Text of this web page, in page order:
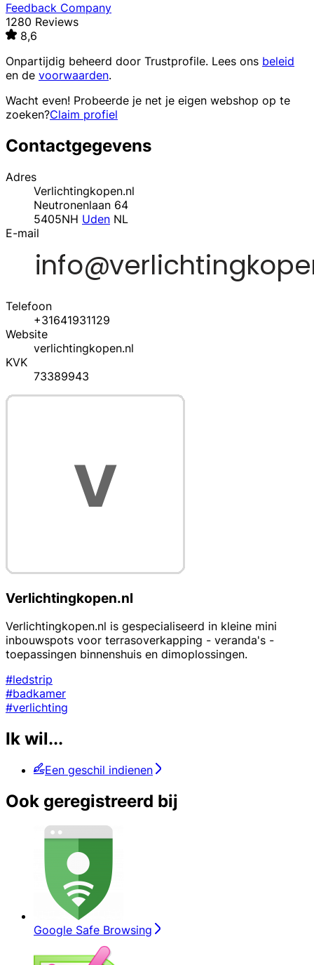
Feedback Company
1280 Reviews
8,6
Onpartijdig beheerd door Trustprofile. Lees ons beleid
en de voorwaarden.
Wacht even! Probeerde je net je eigen webshop op te
zoeken?Claim profiel
Contactgegevens
Adres
Verlichtingkopen.nl
Neutronenlaan 64
5405NH Uden NL
E-mail
Telefoon
+31641931129
Website
verlichtingkopen.nl
KVK
73389943
Verlichtingkopen.nl
Verlichtingkopen.nl is gespecialiseerd in kleine mini
inbouwspots voor terrasoverkapping - veranda's -
toepassingen binnenshuis en dimoplossingen.
#ledstrip
#badkamer
#verlichting
Ik wil...
Een geschil indienen
Ook geregistreerd bij
Google Safe Browsing